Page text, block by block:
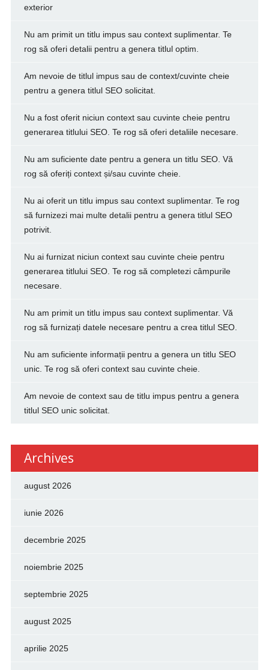
exterior
Nu am primit un titlu impus sau context suplimentar. Te
rog să oferi detalii pentru a genera titlul optim.
Am nevoie de titlul impus sau de context/cuvinte cheie
pentru a genera titlul SEO solicitat.
Nu a fost oferit niciun context sau cuvinte cheie pentru
generarea titlului SEO. Te rog să oferi detaliile necesare.
Nu am suficiente date pentru a genera un titlu SEO. Vă
rog să oferiți context și/sau cuvinte cheie.
Nu ai oferit un titlu impus sau context suplimentar. Te rog
să furnizezi mai multe detalii pentru a genera titlul SEO
potrivit.
Nu ai furnizat niciun context sau cuvinte cheie pentru
generarea titlului SEO. Te rog să completezi câmpurile
necesare.
Nu am primit un titlu impus sau context suplimentar. Vă
rog să furnizați datele necesare pentru a crea titlul SEO.
Nu am suficiente informații pentru a genera un titlu SEO
unic. Te rog să oferi context sau cuvinte cheie.
Am nevoie de context sau de titlu impus pentru a genera
titlul SEO unic solicitat.
Archives
august 2026
iunie 2026
decembrie 2025
noiembrie 2025
septembrie 2025
august 2025
aprilie 2025